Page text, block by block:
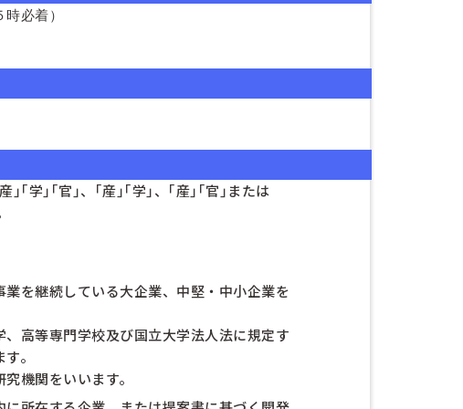
必着）
｣｢学｣｢官｣、｢産｣｢学｣、｢産｣｢官｣または
を継続している大企業、中堅・中小企業を
高等専門学校及び国立大学法人法に規定す
。
機関をいいます。